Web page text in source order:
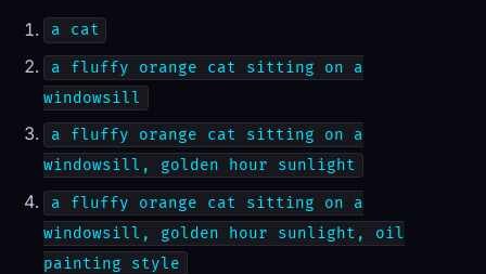
a cat
a fluffy orange cat sitting on a
windowsill
a fluffy orange cat sitting on a
windowsill, golden hour sunlight
a fluffy orange cat sitting on a
windowsill, golden hour sunlight, oil
painting style